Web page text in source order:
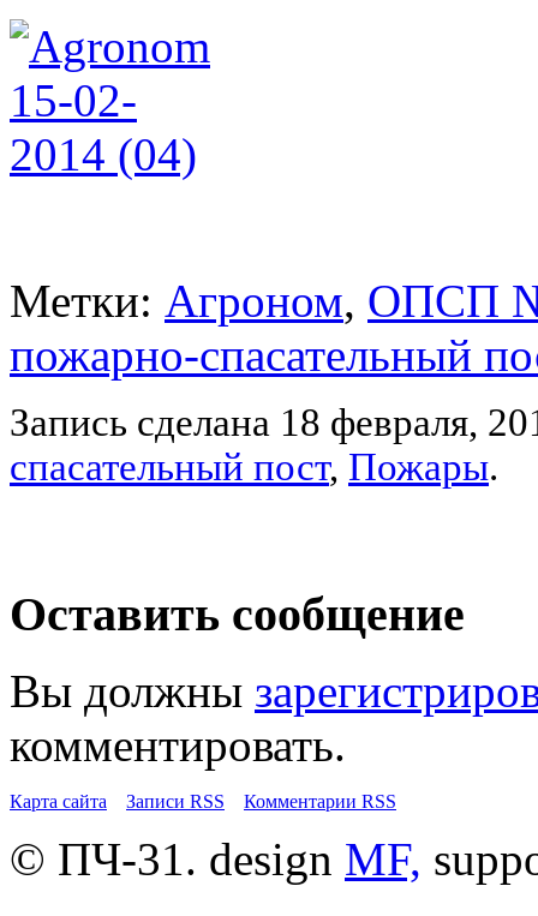
Метки: Агроном, ОПСП
пожарно-спасательный
Запись сделана 18 февраля,
спасательный пост, Пожары.
Оставить сообщение
Вы должны
комментировать.
Карта сайта Записи RSS Комментарии RSS
© ПЧ-31. design MF,